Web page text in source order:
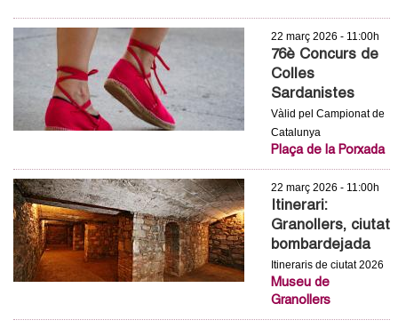
22 març 2026 - 11:00h
76è Concurs de
Colles
Sardanistes
Vàlid pel Campionat de
Catalunya
Plaça de la Porxada
22 març 2026 - 11:00h
Itinerari:
Granollers, ciutat
bombardejada
Itineraris de ciutat 2026
Museu de
Granollers